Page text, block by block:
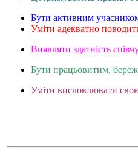
Бути активним
Уміти адекватно
Виявляти здатність
Бути працьовитим,
Уміти висловлювати